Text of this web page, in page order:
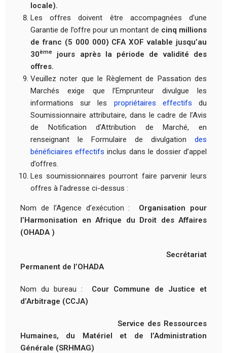
locale).
Les offres doivent être accompagnées d’une
Garantie de l’offre pour un montant de cinq millions
de franc (5 000 000) CFA XOF valable jusqu’au
30ème
jours après la période de validité des
offres.
Veuillez noter que le Règlement de Passation des
Marchés exige que l’Emprunteur divulgue les
informations sur les propriétaires effectifs du
Soumissionnaire attributaire, dans le cadre de l’Avis
de Notification d’Attribution de Marché, en
renseignant le Formulaire de divulgation des
bénéficiaires effectifs inclus dans le dossier d’appel
d’offres.
Les soumissionnaires pourront faire parvenir leurs
offres à l’adresse ci-dessus :
Nom de l’Agence d’exécution : Organisation pour
l’Harmonisation en Afrique du Droit des Affaires
(OHADA )
Secrétariat
Permanent de l’OHADA
Nom du bureau : Cour Commune de Justice et
d’Arbitrage (CCJA)
Service des Ressources
Humaines, du Matériel et de l’Administration
Générale (SRHMAG)